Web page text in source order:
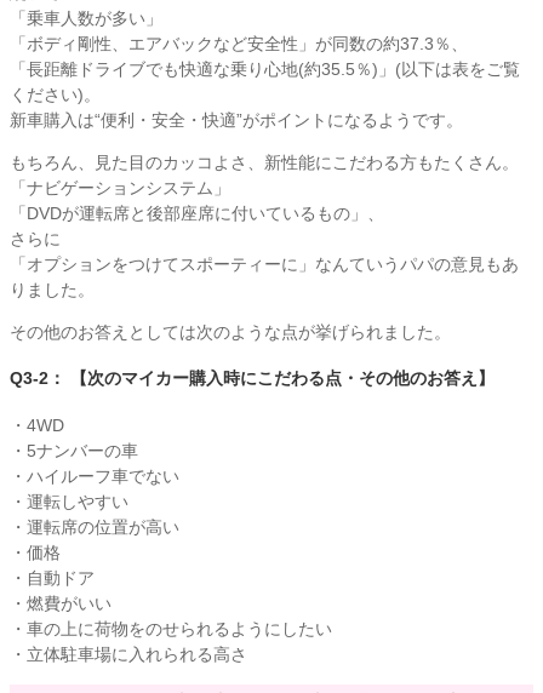
「乗車人数が多い」
「ボディ剛性、エアバックなど安全性」が同数の約37.3％、
「長距離ドライブでも快適な乗り心地(約35.5％)」(以下は表をご覧
ください)。
新車購入は“便利・安全・快適”がポイントになるようです。
もちろん、見た目のカッコよさ、新性能にこだわる方もたくさん。
「ナビゲーションシステム」
「DVDが運転席と後部座席に付いているもの」、
さらに
「オプションをつけてスポーティーに」なんていうパパの意見もあ
りました。
その他のお答えとしては次のような点が挙げられました。
Q3-2： 【次のマイカー購入時にこだわる点・その他のお答え】
・4WD
・5ナンバーの車
・ハイルーフ車でない
・運転しやすい
・運転席の位置が高い
・価格
・自動ドア
・燃費がいい
・車の上に荷物をのせられるようにしたい
・立体駐車場に入れられる高さ